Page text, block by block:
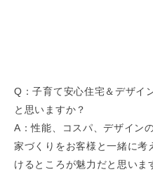
Q：子育て安心住宅＆デザイ
と思いますか？
A：性能、コスパ、デザイン
家づくりをお客様と一緒に考
けるところが魅力だと思いま